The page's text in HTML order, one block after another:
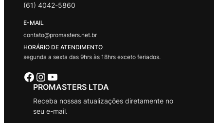
(61) 4042-5860
E-MAIL
contato@promasters.net.br
HORÁRIO DE ATENDIMENTO
segunda a sexta das 9hrs às 18hrs exceto feriados.
Facebook Instagram Youtube
PROMASTERS LTDA
Receba nossas atualizações diretamente no
seu e-mail.